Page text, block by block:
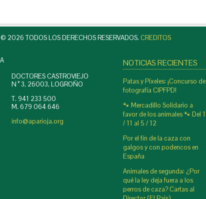
© 2026 TODOS LOS DERECHOS RESERVADOS. CREDITOS
DOCTORES CASTROVIEJO
N ° 3, 26003, LOGROÑO
T. 941 233 500
M. 679 064 646
info@aparioja.org
NOTICIAS RECIENTES
Patas y Píxeles: ¡Concurso de
fotografía CIPFPD!
🐾 Mercadillo Solidario a
favor de los animales 🐾 Del 1
/ 11 al 5 / 12
Por el fín de la caza con
galgos y con podencos en
España
Animales de segunda: ¿Por
qué la ley deja fuera a los
perros de caza? Cartas al